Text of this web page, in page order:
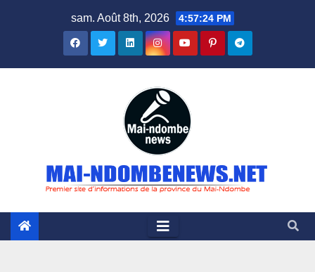
sam. Août 8th, 2026 4:57:25 PM